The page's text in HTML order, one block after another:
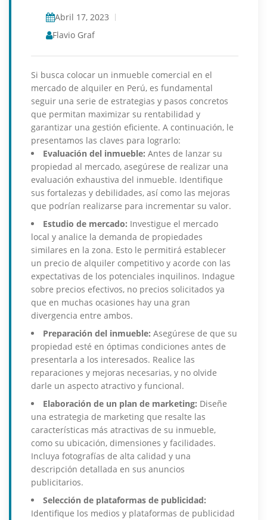
Abril 17, 2023
Flavio Graf
Si busca colocar un inmueble comercial en el
mercado de alquiler en Perú, es fundamental
seguir una serie de estrategias y pasos concretos
que permitan maximizar su rentabilidad y
garantizar una gestión eficiente. A continuación, le
presentamos las claves para lograrlo:
Evaluación del inmueble: Antes de lanzar su
propiedad al mercado, asegúrese de realizar una
evaluación exhaustiva del inmueble. Identifique
sus fortalezas y debilidades, así como las mejoras
que podrían realizarse para incrementar su valor.
Estudio de mercado: Investigue el mercado
local y analice la demanda de propiedades
similares en la zona. Esto le permitirá establecer
un precio de alquiler competitivo y acorde con las
expectativas de los potenciales inquilinos. Indague
sobre precios efectivos, no precios solicitados ya
que en muchas ocasiones hay una gran
divergencia entre ambos.
Preparación del inmueble: Asegúrese de que su
propiedad esté en óptimas condiciones antes de
presentarla a los interesados. Realice las
reparaciones y mejoras necesarias, y no olvide
darle un aspecto atractivo y funcional.
Elaboración de un plan de marketing: Diseñe
una estrategia de marketing que resalte las
características más atractivas de su inmueble,
como su ubicación, dimensiones y facilidades.
Incluya fotografías de alta calidad y una
descripción detallada en sus anuncios
publicitarios.
Selección de plataformas de publicidad:
Identifique los medios y plataformas de publicidad